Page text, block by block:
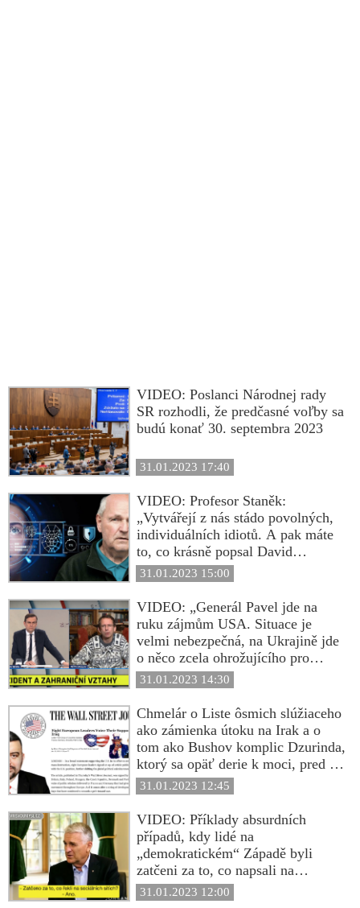
VIDEO: Poslanci Národnej rady
SR rozhodli, že predčasné voľby sa
budú konať 30. septembra 2023
31.01.2023 17:40
VIDEO: Profesor Staněk:
„Vytvářejí z nás stádo povolných,
individuálních idiotů. A pak máte
to, co krásně popsal David
Rothkopf v knížce Superclass: Že
7000 lidí ze své pozice ve
finančním sektoru,
vojenskoprůmyslového komplexu,
v médiích a tak dále, v podstatě
řídí tento svět. Ale to je prý hoax,
že? Pak je to druhá věc, proč
mainstream nechápe, že naše
způsobem, než ji oficiálně
proklamujete. Klíčová odpověď je
jednoduchá: Peníze a moc. Mlčící
většina se nikdy nezbaví
odpovědnosti za to, že neudělali
slušné společnosti. Vy skutečně
chcete dětem zanechat svět
principu transhumanismu?“
31.01.2023 15:00
VIDEO: „Generál Pavel jde na
ruku zájmům USA. Situace je
velmi nebezpečná, na Ukrajině jde
o něco zcela ohrožujícího pro
střední Evropu,“ říká profesor
Drulák. „Podporujete totalitáře.
Neměli bychom přestat podporovat
Ukrajinu,“ vmetl mu analytik
Boháček
31.01.2023 14:30
Chmelár o Liste ôsmich slúžiaceho
ako zámienka útoku na Irak a o
tom ako Bushov komplic Dzurinda,
ktorý sa opäť derie k moci, pred 20
rokmi podporil začatie vojenskej
invázie do Iraku: „Ľudia naletia
stále na tie isté recyklované
klamstvá, za ktoré nikto nie je
braný na zodpovednosť.
Mierumilovní ľudia sú stále
napádaní a agresívni psychopati,
ktorí majú krvavé ruky, nám kážu o
31.01.2023 12:45
VIDEO: Příklady absurdních
případů, kdy lidé na
„demokratickém“ Západě byli
zatčeni za to, co napsali na
sociálních sítích
31.01.2023 12:00